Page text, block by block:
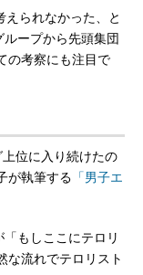
られなかった、と
ループから先頭集団
の考察にも注目で
位に入り続けたの
が執筆する 「男子エ
もしここにテロリ
な流れでテロリスト